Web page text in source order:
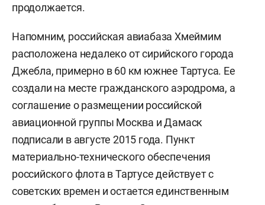
продолжается.
Напомним, российская авиабаза Хмеймим
расположена недалеко от сирийского города
Джебла, примерно в 60 км южнее Тартуса. Ее
создали на месте гражданского аэродрома, а
соглашение о размещении российской
авиационной группы Москва и Дамаск
подписали в августе 2015 года. Пункт
материально-технического обеспечения
российского флота в Тартусе действует с
советских времен и остается единственным